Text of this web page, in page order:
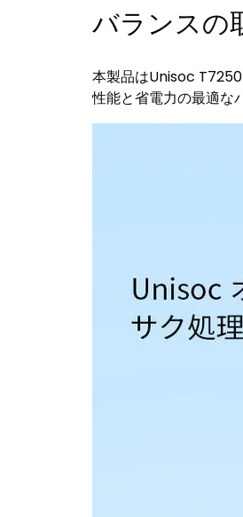
バランスの
本製品はUnisoc T7250
性能と省電力の最適な